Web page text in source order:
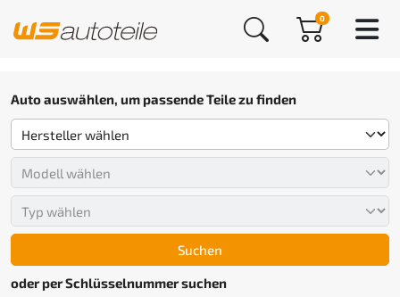
0
Auto auswählen, um passende Teile zu finden
Suchen
oder per Schlüsselnummer suchen